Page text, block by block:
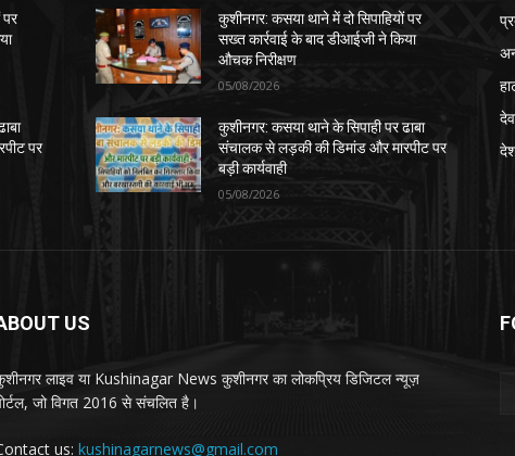
पर
पर
कुशीनगर: कसया थाने में दो सिपाहियों पर
सख्त कार्रवाई के बाद डीआईजी ने किया
औचक निरीक्षण
05/08/2026
कुशीनगर: कसया थाने के सिपाही पर ढाबा
संचालक से लड़की की डिमांड और मारपीट पर
बड़ी कार्यवाही
05/08/2026
US
लाइव या Kushinagar News कुशीनगर का लोकप्रिय डिजिटल न्यूज़
जो विगत 2016 से संचलित है।
us: kushinagarnews@gmail.com